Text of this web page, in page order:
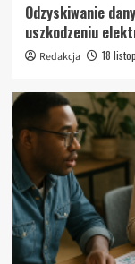
Odzyskiwanie
uszkodzeniu
Redakcja 18